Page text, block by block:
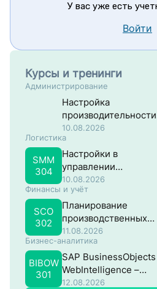
У вас уже есть
Войти
Курсы и тренинги
Администрирование
Настройка
производительности
систем на основе SAP
NW ABAP
10.08.2026
Логистика
SMM
304
Настройки в
управлении
материальными
потоками в SAP
10.08.2026
Финансы и учёт
SCO
302
Планирование
производственных
затрат в SAP
11.08.2026
Бизнес-аналитика
BIBOW
301
SAP BusinessObjects
WebIntelligence –
Продвинутый
12.08.2026